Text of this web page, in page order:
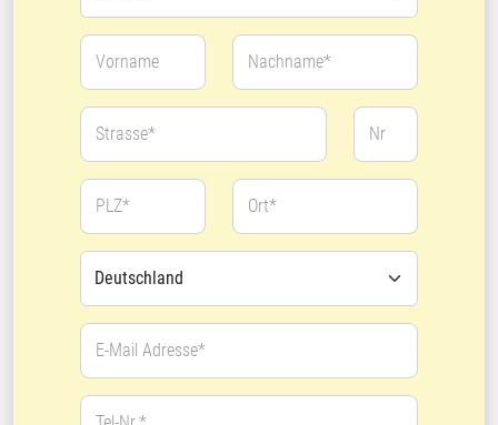
Vorname Nachname*
Strasse* Nr
PLZ* Ort*
E-Mail Adresse*